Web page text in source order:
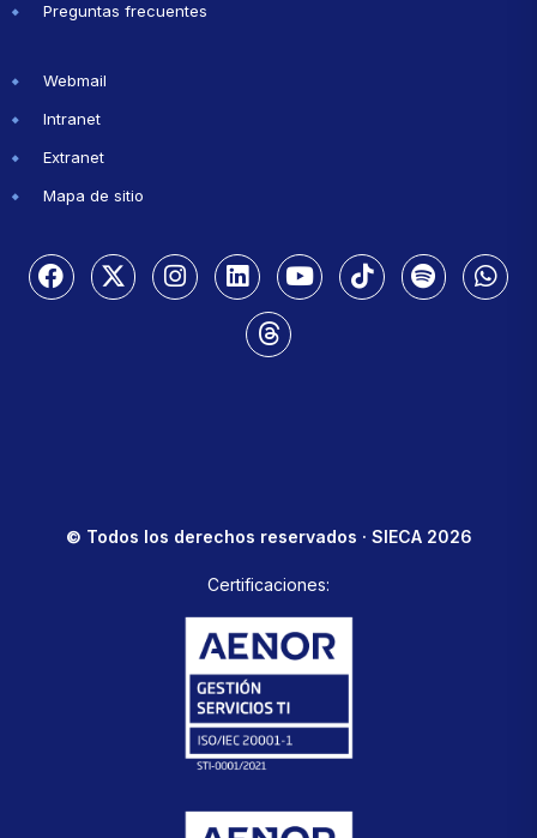
Preguntas frecuentes
Webmail
Intranet
Extranet
Mapa de sitio
© Todos los derechos reservados · SIECA 2026
Certificaciones: